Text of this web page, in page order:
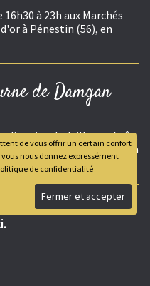
à 23h aux Marchés
à Pénestin (56), en
de Damgan
soirs, de Juillet et Août,
Nocturnes de Damgan
de marchés et les
de vous offrir un certain confort
nous donnez expressément
de confidentialité